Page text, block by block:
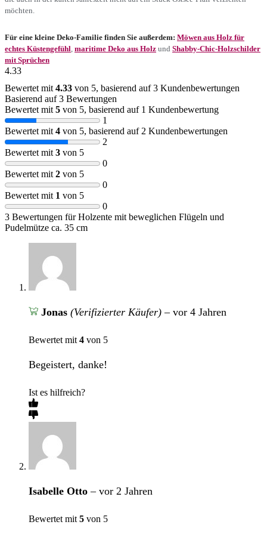
möchten.
Für eine kleine Deko-Familie finden Sie außerdem: Möwen aus Holz für
echtes Küstengefühl maritime Deko aus Holz und Shabby-Chic-Holzschilder
mit Sprüchen
4.33
Bewertet mit 4.33 von 5, basierend auf3 Kundenbewertungen
Basierend auf 3 Bewertungen
Bewertet mit 5 von 5, basierend auf 1 Kundenbewertung
1
Bewertet mit 4 von 5, basierend auf 2 Kundenbewertungen
2
Bewertet mit 3 von 5
0
Bewertet mit 2 von 5
0
Bewertet mit 1 von 5
0
3 Bewertungen fürHolzente mit beweglichen Flügeln und
Pudelmütze ca. 35 cm
Jonas (Verifizierter Käufer) – vor 4 Jahren
Bewertet mit 4 von 5
Begeistert, danke!
Ist es hilfreich?
Isabelle Otto– vor 2 Jahren
Bewertet mit 5 von 5